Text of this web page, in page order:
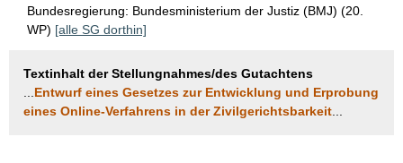
Bundesregierung: Bundesministerium der Justiz (BMJ) (20.
WP) [alle SG dorthin]
Textinhalt der Stellungnahmes/des Gutachtens
Entwurf eines Gesetzes zur Entwicklung und Erprobung
eines Online-Verfahrens in der Zivilgerichtsbarkeit